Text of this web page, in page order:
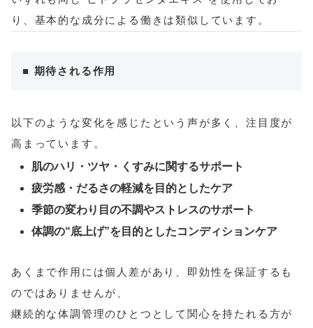
り、基本的な成分による働きは類似しています。
■ 期待される作用
以下のような変化を感じたという声が多く、注目度が
高まっています。
肌のハリ・ツヤ・くすみに関するサポート
疲労感・だるさの軽減を目的としたケア
季節の変わり目の不調やストレスのサポート
体調の“底上げ”を目的としたコンディションケア
あくまで作用には個人差があり、即効性を保証するも
のではありませんが、
継続的な体調管理のひとつとして関心を持たれる方が